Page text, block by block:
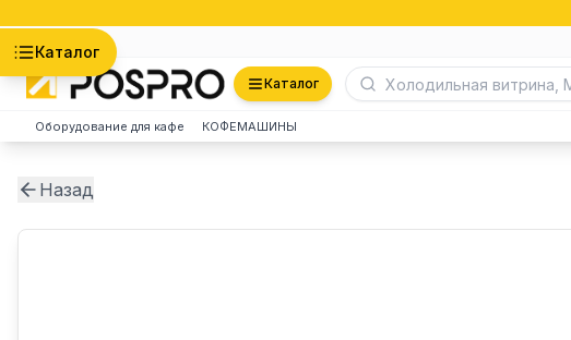
Каталог
Каталог
Оборудование для кафе КОФЕМАШИНЫ
Назад